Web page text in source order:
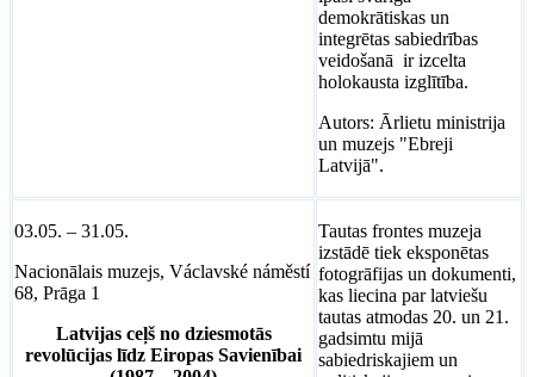
demokrātiskas un
integrētas sabiedrības
veidošanā ir izcelta
holokausta izglītība.
Autors: Ārlietu ministrija
un muzejs "Ebreji
Latvijā".
03.05. – 31.05.
Nacionālais muzejs, Václavské náměstí
68, Prāga 1
Latvijas ceļš no dziesmotās
revolūcijas līdz Eiropas Savienībai
Tautas frontes muzeja
izstādē tiek eksponētas
fotogrāfijas un dokumenti,
kas liecina par latviešu
tautas atmodas 20. un 21.
gadsimtu mijā
sabiedriskajiem un